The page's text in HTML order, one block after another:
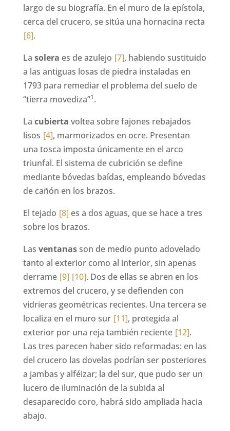
largo de su biografía. En el muro de la epístola,
cerca del crucero, se sitúa una hornacina recta
[6].
Lasolera es de azulejo [7], habiendo sustituido
a las antiguas losas de piedra instaladas en
1793 para remediar el problema del suelo de
“tierra movediza”1.
Lacubierta voltea sobre fajones rebajados
lisos [4], marmorizados en ocre. Presentan
una tosca imposta únicamente en el arco
triunfal. El sistema de cubrición se define
mediante bóvedas baídas, empleando bóvedas
de cañón en los brazos.
El tejado [8] es a dos aguas, que se hace a tres
sobre los brazos.
Lasventanasson de medio punto adovelado
tanto al exterior como al interior, sin apenas
derrame [9] [10]. Dos de ellas se abren en los
extremos del crucero, y se defienden con
vidrieras geométricas recientes. Una tercera se
localiza en el muro sur [11], protegida al
exterior por una reja también reciente [12].
Las tres parecen haber sido reformadas: en las
del crucero las dovelas podrían ser posteriores
a jambas y alféizar; la del sur, que pudo ser un
lucero de iluminación de la subida al
desaparecido coro, habrá sido ampliada hacia
abajo.